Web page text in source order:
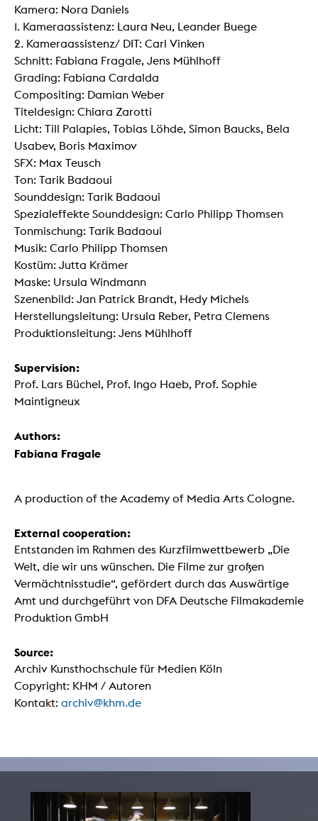
Kamera: Nora Daniels
1. Kameraassistenz: Laura Neu, Leander Buege
2. Kameraassistenz/ DIT: Carl Vinken
Schnitt: Fabiana Fragale, Jens Mühlhoff
Grading: Fabiana Cardalda
Compositing: Damian Weber
Titeldesign: Chiara Zarotti
Licht: Till Palapies, Tobias Löhde, Simon Baucks, Bela
Usabev, Boris Maximov
SFX: Max Teusch
Ton: Tarik Badaoui
Sounddesign: Tarik Badaoui
Spezialeffekte Sounddesign: Carlo Philipp Thomsen
Tonmischung: Tarik Badaoui
Musik: Carlo Philipp Thomsen
Kostüm: Jutta Krämer
Maske: Ursula Windmann
Szenenbild: Jan Patrick Brandt, Hedy Michels
Herstellungsleitung: Ursula Reber, Petra Clemens
Produktionsleitung: Jens Mühlhoff
Supervision:
Prof. Lars Büchel, Prof. Ingo Haeb, Prof. Sophie
Maintigneux
Authors:
Fabiana Fragale
A production of the Academy of Media Arts Cologne.
External cooperation:
Entstanden im Rahmen des Kurzfilmwettbewerb „Die
Welt, die wir uns wünschen. Die Filme zur großen
Vermächtnisstudie“, gefördert durch das Auswärtige
Amt und durchgeführt von DFA Deutsche Filmakademie
Produktion GmbH
Source:
Archiv Kunsthochschule für Medien Köln
Copyright: KHM / Autoren
Kontakt: archiv@khm.de